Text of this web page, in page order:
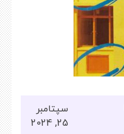
سپتامبر
25, 2024